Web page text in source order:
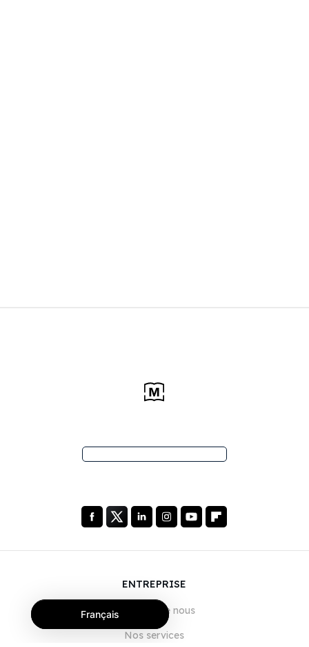
ENTREPRISE
À propos de nous
Nos services
Français